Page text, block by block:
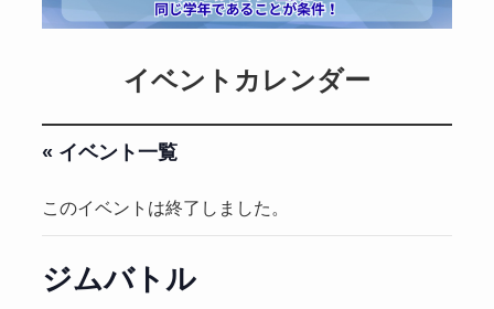
イベントカレンダー
« イベント一覧
このイベントは終了しました。
ジムバトル